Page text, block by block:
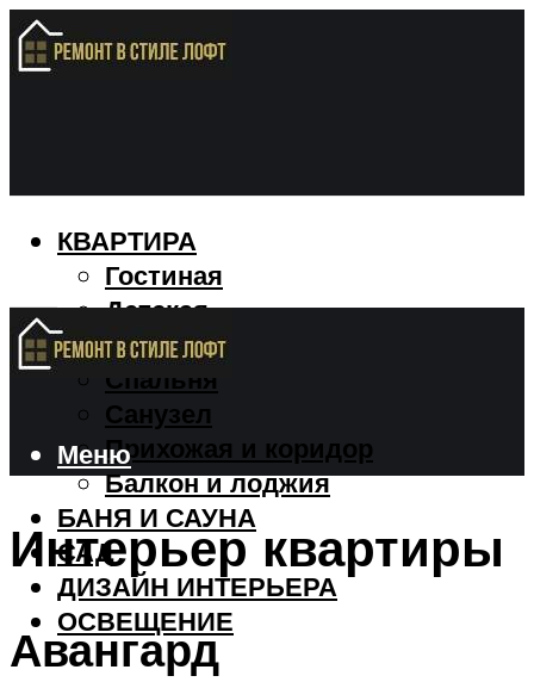
КВАРТИРА
Гостиная
Детская
Кухня
Спальня
Санузел
Прихожая и коридор
Балкон и лоджия
БАНЯ И САУНА
САД
ДИЗАЙН ИНТЕРЬЕРА
ОСВЕЩЕНИЕ
Меню
Интерьер квартиры
Авангард